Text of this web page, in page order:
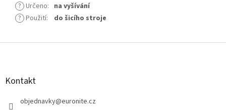
? Určeno: na vyšívání
? Použití: do šicího stroje
Z
Kontakt
objednavky@euronite.cz